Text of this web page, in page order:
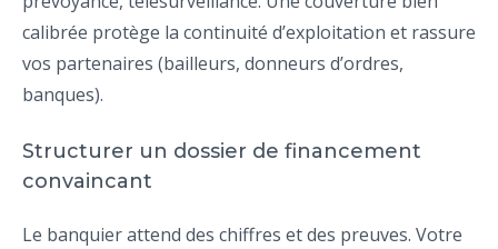
calibrée protège la continuité d’exploitation et rassure
vos partenaires (bailleurs, donneurs d’ordres,
banques).
Structurer un dossier de financement
convaincant
Le banquier attend des chiffres et des preuves. Votre